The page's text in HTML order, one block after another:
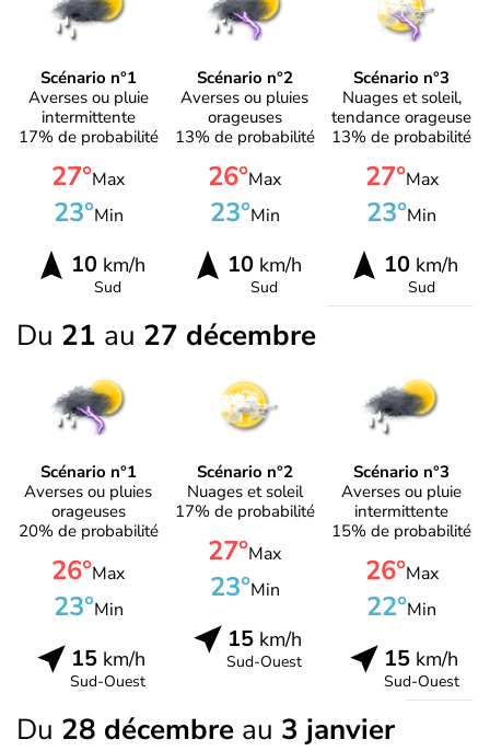
Scénario n°1
Averses ou pluie
intermittente
17% de probabilité
27°Max
23°Min
10km/h
Sud
Scénario n°2
Averses ou pluies
orageuses
13% de probabilité
26°Max
23°Min
10km/h
Sud
Scénario n°3
Nuages et soleil,
tendance orageuse
13% de probabilité
27°Max
23°Min
10 km/h
Sud
Du 21 au 27 décembre
Scénario n°1
Averses ou pluies
orageuses
20% de probabilité
26°Max
23°Min
15km/h
Sud-Ouest
Scénario n°2
Nuages et soleil
17% de probabilité
27°Max
23°Min
15km/h
Sud-Ouest
Scénario n°3
Averses ou pluie
intermittente
15% de probabilité
26°Max
22°Min
15 km/h
Sud-Ouest
Du 28 décembre au 3 janvier